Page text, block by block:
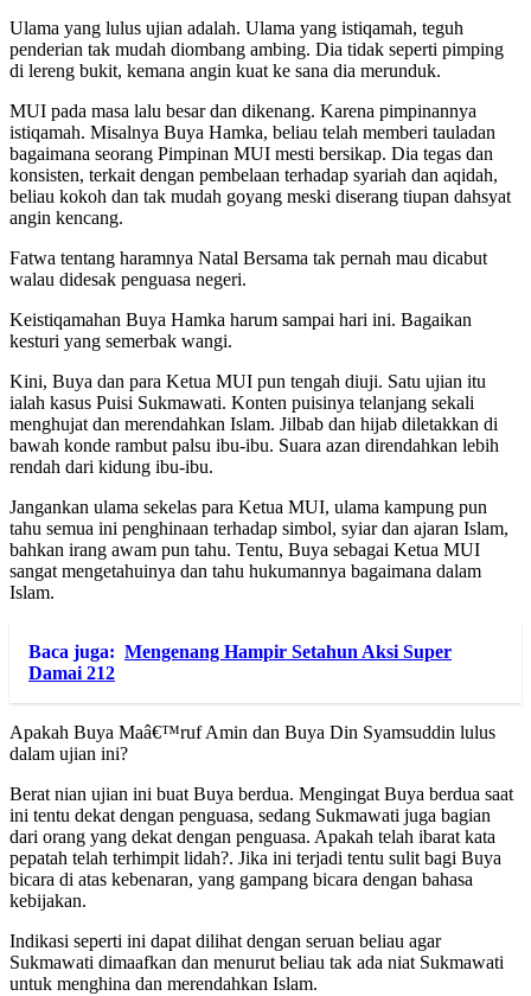
Ulama yang lulus ujian adalah. Ulama yang istiqamah, teguh
penderian tak mudah diombang ambing. Dia tidak seperti pimping
di lereng bukit, kemana angin kuat ke sana dia merunduk.
MUI pada masa lalu besar dan dikenang. Karena pimpinannya
istiqamah. Misalnya Buya Hamka, beliau telah memberi tauladan
bagaimana seorang Pimpinan MUI mesti bersikap. Dia tegas dan
konsisten, terkait dengan pembelaan terhadap syariah dan aqidah,
beliau kokoh dan tak mudah goyang meski diserang tiupan dahsyat
angin kencang.
Fatwa tentang haramnya Natal Bersama tak pernah mau dicabut
walau didesak penguasa negeri.
Keistiqamahan Buya Hamka harum sampai hari ini. Bagaikan
kesturi yang semerbak wangi.
Kini, Buya dan para Ketua MUI pun tengah diuji. Satu ujian itu
ialah kasus Puisi Sukmawati. Konten puisinya telanjang sekali
menghujat dan merendahkan Islam. Jilbab dan hijab diletakkan di
bawah konde rambut palsu ibu-ibu. Suara azan direndahkan lebih
rendah dari kidung ibu-ibu.
Jangankan ulama sekelas para Ketua MUI, ulama kampung pun
tahu semua ini penghinaan terhadap simbol, syiar dan ajaran Islam,
bahkan irang awam pun tahu. Tentu, Buya sebagai Ketua MUI
sangat mengetahuinya dan tahu hukumannya bagaimana dalam
Islam.
Baca juga: Mengenang Hampir Setahun Aksi Super
Damai 212
Apakah Buya Maâ€™ruf Amin dan Buya Din Syamsuddin lulus
dalam ujian ini?
Berat nian ujian ini buat Buya berdua. Mengingat Buya berdua saat
ini tentu dekat dengan penguasa, sedang Sukmawati juga bagian
dari orang yang dekat dengan penguasa. Apakah telah ibarat kata
pepatah telah terhimpit lidah?. Jika ini terjadi tentu sulit bagi Buya
bicara di atas kebenaran, yang gampang bicara dengan bahasa
kebijakan.
Indikasi seperti ini dapat dilihat dengan seruan beliau agar
Sukmawati dimaafkan dan menurut beliau tak ada niat Sukmawati
untuk menghina dan merendahkan Islam.